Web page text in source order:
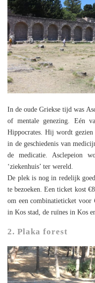
In de oude Griekse tijd was
of mentale genezing. Eén
Hippocrates. Hij wordt gezien
in de geschiedenis van
de medicatie. Asclepeion
‘ziekenhuis’ ter wereld.
De plek is nog in redelijk
te bezoeken. Een ticket kost
om een combinatieticket voor
in Kos stad, de ruïnes in Kos
2. Plaka forest